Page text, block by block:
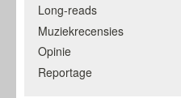
Long-reads
Muziekrecensies
Opinie
Reportage